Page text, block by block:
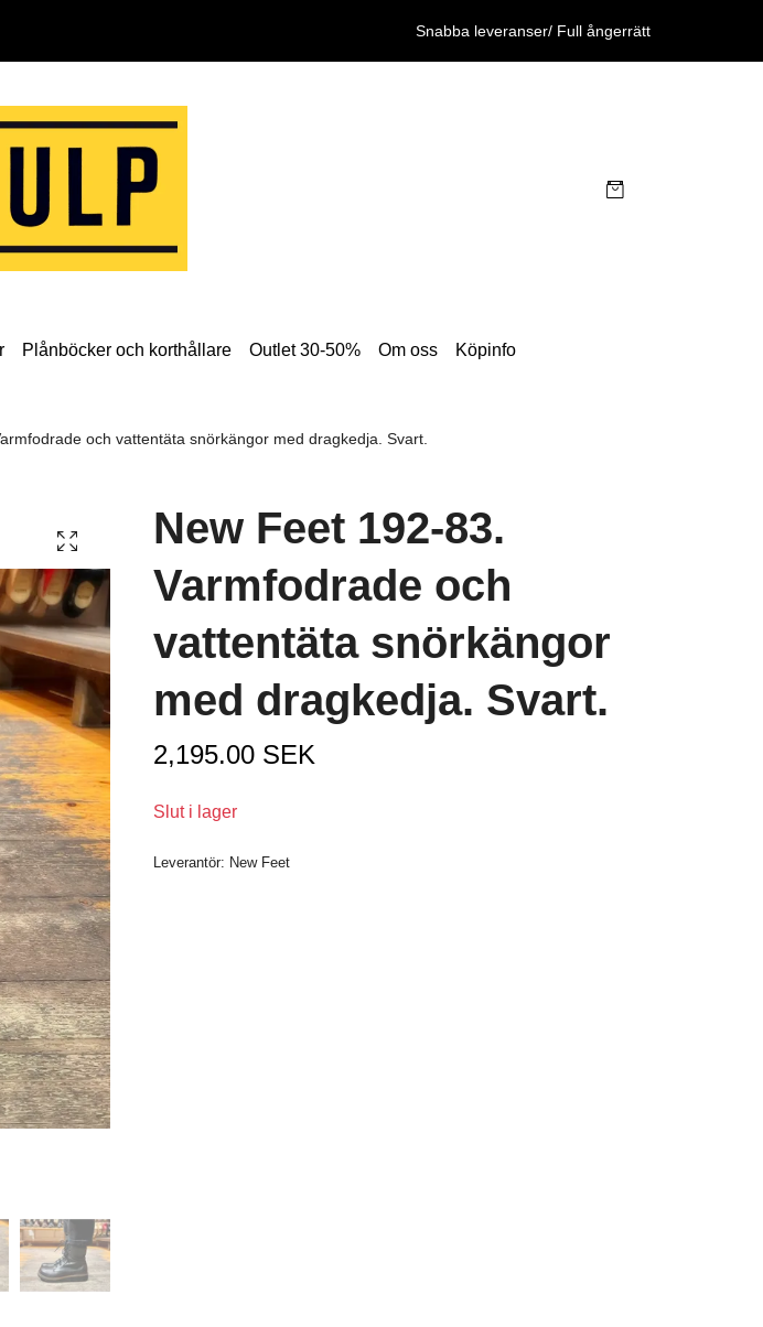
Snabba leveranser/ Full ångerrätt
Plånböcker och korthållare Outlet 30-50% Om oss Köpinfo
och vattentäta snörkängor med dragkedja. Svart.
New Feet 192-83.
Varmfodrade och
vattentäta snörkängor
med dragkedja. Svart.
2,195.00 SEK
Slut i lager
Leverantör: New Feet